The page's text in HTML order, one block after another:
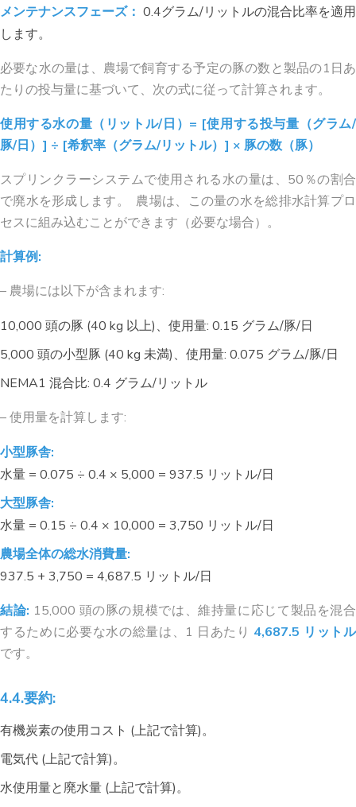
メンテナンスフェーズ： 0.4グラム/リットルの混合比率を適用
します。
必要な水の量は、農場で飼育する予定の豚の数と製品の1日あ
たりの投与量に基づいて、次の式に従って計算されます。
使用する水の量（リットル/日）= [使用する投与量（グラム/
豚/日）] ÷ [希釈率（グラム/リットル）] × 豚の数（豚）
スプリンクラーシステムで使用される水の量は、50％の割合
で廃水を形成します。 農場は、この量の水を総排水計算プロ
セスに組み込むことができます（必要な場合）。
計算例:
– 農場には以下が含まれます:
10,000 頭の豚 (40 kg 以上)、使用量: 0.15 グラム/豚/日
5,000 頭の小型豚 (40 kg 未満)、使用量: 0.075 グラム/豚/日
NEMA1 混合比: 0.4 グラム/リットル
– 使用量を計算します:
小型豚舎:
水量 = 0.075 ÷ 0.4 × 5,000 = 937.5 リットル/日
大型豚舎:
水量 = 0.15 ÷ 0.4 × 10,000 = 3,750 リットル/日
農場全体の総水消費量:
937.5 + 3,750 = 4,687.5 リットル/日
結論: 15,000 頭の豚の規模では、維持量に応じて製品を混合
するために必要な水の総量は、1 日あたり 4,687.5 リットル
です。
4.4.要約:
有機炭素の使用コスト (上記で計算)。
電気代 (上記で計算)。
水使用量と廃水量 (上記で計算)。